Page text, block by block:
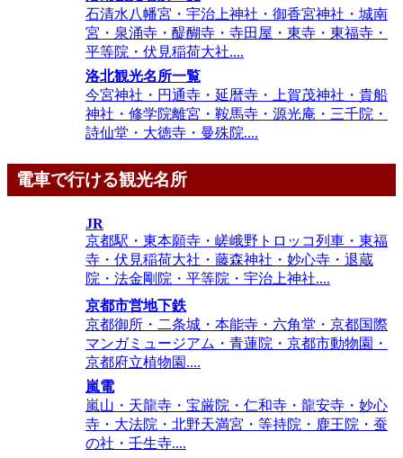
石清水八幡宮・宇治上神社・御香宮神社・城南
宮・泉涌寺・醍醐寺・寺田屋・東寺・東福寺・
平等院・伏見稲荷大社....
洛北観光名所一覧
今宮神社・円通寺・延暦寺・上賀茂神社・貴船
神社・修学院離宮・鞍馬寺・源光庵・三千院・
詩仙堂・大徳寺・曼殊院....
電車で行ける観光名所
JR
京都駅・東本願寺・嵯峨野トロッコ列車・東福
寺・伏見稲荷大社・藤森神社・妙心寺・退蔵
院・法金剛院・平等院・宇治上神社....
京都市営地下鉄
京都御所・二条城・本能寺・六角堂・京都国際
マンガミュージアム・青蓮院・京都市動物園・
京都府立植物園....
嵐電
嵐山・天龍寺・宝厳院・仁和寺・龍安寺・妙心
寺・大法院・北野天満宮・等持院・鹿王院・蚕
の社・壬生寺....